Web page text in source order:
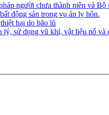
người chưa thành niên và Bộ
động sản trong vụ án ly hôn.
hại do bão lũ
sử dụng vũ khí, vật liệu nổ